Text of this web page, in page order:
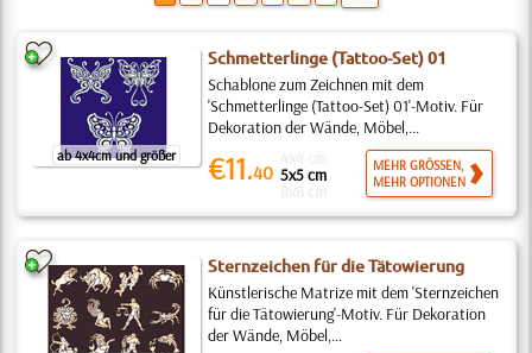
ab 4x4cm und größer
Schmetterlinge (Tattoo-Set) 01
Schablone zum Zeichnen mit dem
'Schmetterlinge (Tattoo-Set) 01'-Motiv. Für
Dekoration der Wände, Möbel,...
€11.40 5x5 cm
MEHR GRÖSSEN,
MEHR OPTIONEN
Sternzeichen für die Tätowierung
Künstlerische Matrize mit dem 'Sternzeichen
für die Tätowierung'-Motiv. Für Dekoration
der Wände, Möbel,...